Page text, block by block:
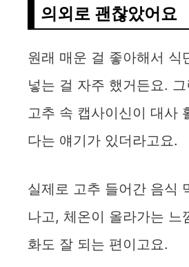
의외로 괜찮았어요
원래 매운 걸 좋아해서 식
넣는 걸 자주 했거든요.
고추 속 캡사이신이 대사
다는 얘기가 있더라고요.
실제로 고추 들어간 음식
나고, 체온이 올라가는 느
화도 잘 되는 편이고요.